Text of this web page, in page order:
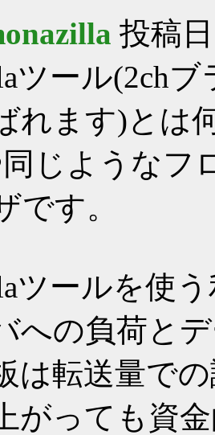
投稿
ツール(2ch
れます)とは
じようなフ
です。
ツールを使
への負荷と
転送量で
がっても資